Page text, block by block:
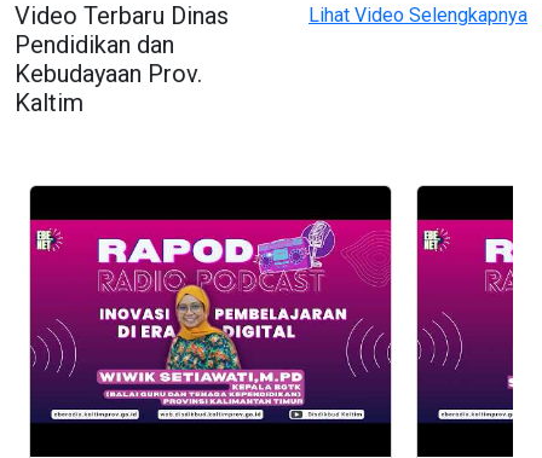
Video Terbaru Dinas
Pendidikan dan
Kebudayaan Prov.
Kaltim
Lihat Video Selengkapnya